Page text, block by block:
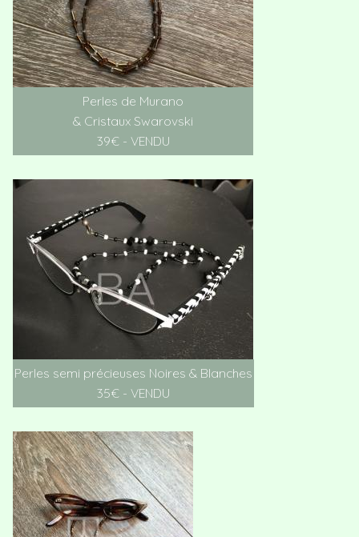
Perles de Murano
& Cristaux Swarovski
39€ - VENDU
Perles semi précieuses Noires & Blanches
35€ - VENDU